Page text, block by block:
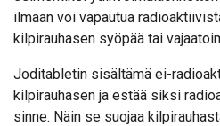
ilmaan voi vapautua
kilpirauhasen syöpää tai
Joditabletin sisältämä ei-
kilpirauhasen ja estää siksi
sinne. Näin se suojaa